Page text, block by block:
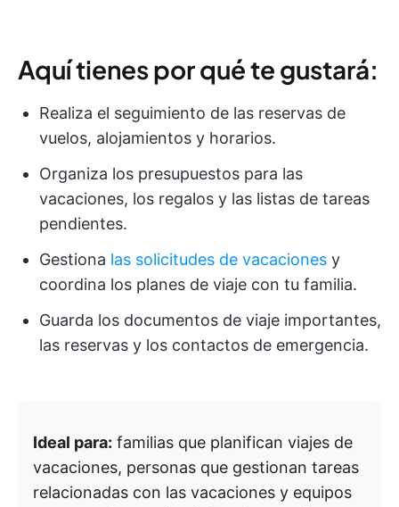
Aquí tienes por qué te gustará:
Realiza el seguimiento de las reservas de
vuelos, alojamientos y horarios.
Organiza los presupuestos para las
vacaciones, los regalos y las listas de tareas
pendientes.
Gestiona las solicitudes de vacaciones y
coordina los planes de viaje con tu familia.
Guarda los documentos de viaje importantes,
las reservas y los contactos de emergencia.
Ideal para: familias que planifican viajes de
vacaciones, personas que gestionan tareas
relacionadas con las vacaciones y equipos